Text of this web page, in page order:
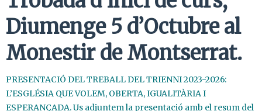
Diumenge 5 d’Octubre al
Monestir de Montserrat.
PRESENTACIÓ DEL TREBALL DEL TRIENNI 2023-2026:
L’ESGLÉSIA QUE VOLEM, OBERTA, IGUALITÀRIA I
ESPERANÇADA. Us adjuntem la presentació amb el resum del